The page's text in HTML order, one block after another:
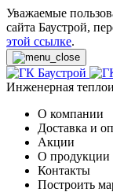
Уважаемые
сайта Баустрой,
этой ссылке.
Инженерная
О компании
Доставка и
Акции
О продукции
Контакты
Построить